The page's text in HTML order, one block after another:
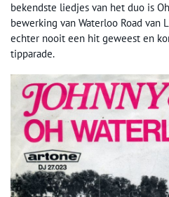
bekendste liedjes van het duo is
bewerking van Waterloo Road
echter nooit een hit geweest en
tipparade.